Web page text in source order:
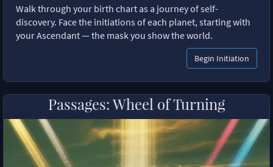
Walk through your birth chart as a journey of self-
discovery. Face the initiations of each planet, starting with
your Ascendant — the mask you show the world.
Begin Initiation
Passages: Wheel of Turning